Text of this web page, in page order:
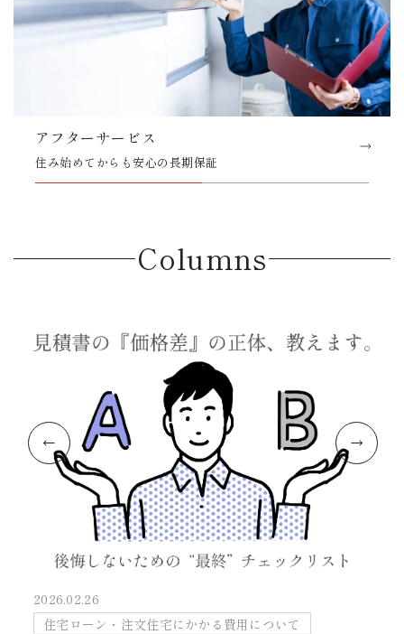
アフターサービス
住み始めてからも安心の長期保証
Columns
2026.02.26
住宅ローン・注文住宅にかかる費用について